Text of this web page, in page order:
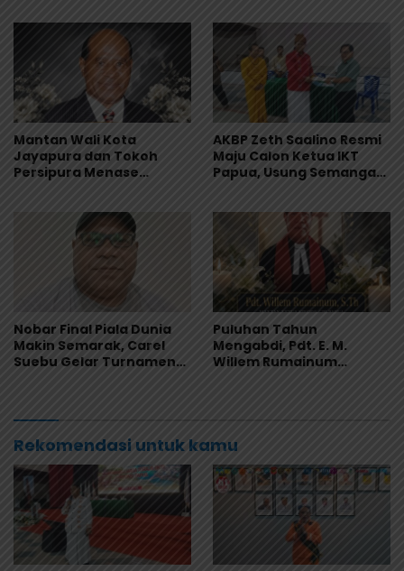
Mantan Wali Kota
Jayapura dan Tokoh
Persipura Menase
AKBP Zeth Saalino Resmi
Maju Calon Ketua IKT
Papua, Usung Semangat
Nobar Final Piala Dunia
Makin Semarak, Carel
Suebu Gelar Turnamen
Puluhan Tahun
Mengabdi, Pdt. E. M.
Willem Rumainum
Rekomendasi untuk kamu